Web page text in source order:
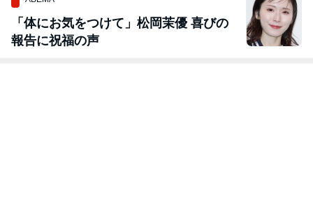
「体にお気をつけて」松岡茉優 喜びの
報告に祝福の声